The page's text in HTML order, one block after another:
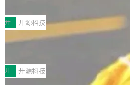
MPComm将作为一种传输引擎接入
ENT，实现零拷贝传输性能提升30%、
传输性能最高提升5倍。UCL-MPComm
于自研UCL-Engine通信引擎，后续腾
持续开源更多基于UCL-Engine的高性
件。 腾讯网平团队在UCL-MPComm中
型案例入选名单》，深信服“面向企业研
开源 AI 编程平台 CoStrict 应用”凭借卓
创新与落地成效成功入选。 全链路私有
助力企业AI研发安全落地 当前，越来
经开始引入 AI Coding 工具，通过调用
型或企业内部部署模型提升研发效率。
开 开源科技
深信服AI算力网关入选工信部人工智
前不久，工业和信息化部正式发布《
智能应用典型案例名单》，集中展示人
各领域的应用成果，覆盖技术底座、行
开 开源科技